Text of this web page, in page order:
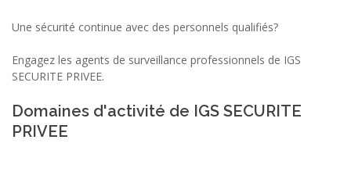
Une sécurité continue avec des personnels qualifiés?
Engagez les agents de surveillance professionnels de IGS
SECURITE PRIVEE.
Domaines d'activité de IGS SECURITE
PRIVEE